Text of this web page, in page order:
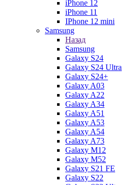
iPhone 12
iPhone 11
IPhone 12 mini
Samsung
Назад
Samsung
Galaxy S24
Galaxy S24 Ultra
Galaxy S24+
Galaxy A03
Galaxy A22
Galaxy A34
Galaxy A51
Galaxy A53
Galaxy A54
Galaxy A73
Galaxy M12
Galaxy M52
Galaxy S21 FE
Galaxy S22